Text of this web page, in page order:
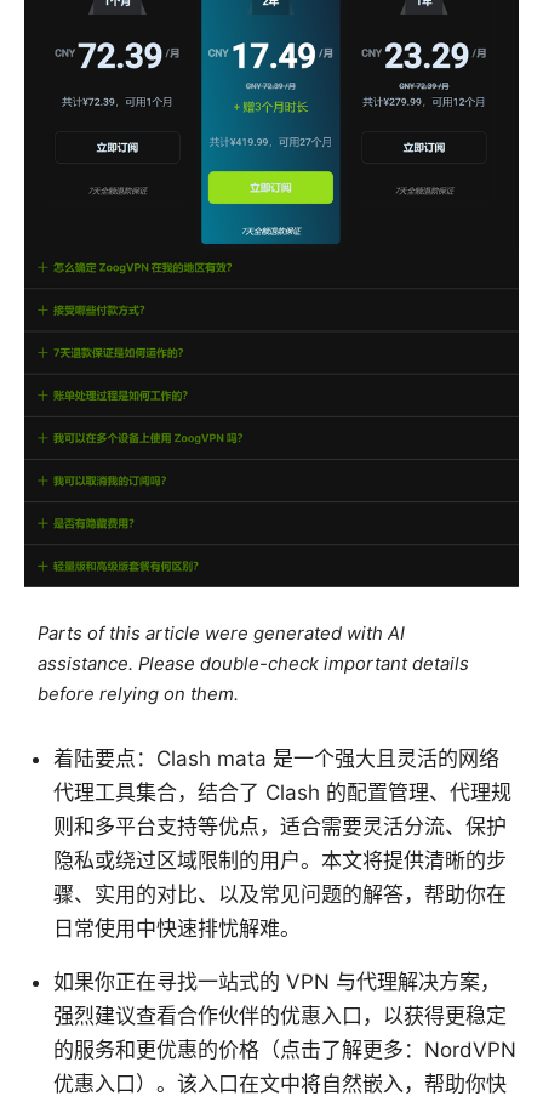
Parts of this article were generated with AI
assistance. Please double-check important details
before relying on them.
着陆要点：Clash mata 是一个强大且灵活的网络
代理工具集合，结合了 Clash 的配置管理、代理规
则和多平台支持等优点，适合需要灵活分流、保护
隐私或绕过区域限制的用户。本文将提供清晰的步
骤、实用的对比、以及常见问题的解答，帮助你在
日常使用中快速排忧解难。
如果你正在寻找一站式的 VPN 与代理解决方案，
强烈建议查看合作伙伴的优惠入口，以获得更稳定
的服务和更优惠的价格（点击了解更多：NordVPN
优惠入口）。该入口在文中将自然嵌入，帮助你快